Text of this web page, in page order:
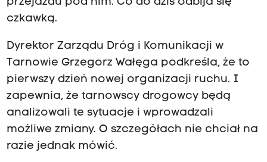
czkawką.
Dyrektor Zarządu Dróg i Komunikacji w
Tarnowie Grzegorz Wałęga podkreśla, że to
pierwszy dzień nowej organizacji ruchu. I
zapewnia, że tarnowscy drogowcy będą
analizowali te sytuacje i wprowadzali
możliwe zmiany. O szczegółach nie chciał na
razie jednak mówić.